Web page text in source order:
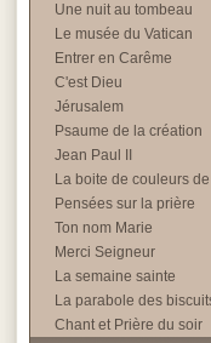
Une nuit au tombeau
Le musée du Vatican
Entrer en Carême
C'est Dieu
Jérusalem
Psaume de la création
Jean Paul II
La boite de couleurs
Pensées sur la prière
Ton nom Marie
Merci Seigneur
La semaine sainte
La parabole des
Chant et Prière du soir